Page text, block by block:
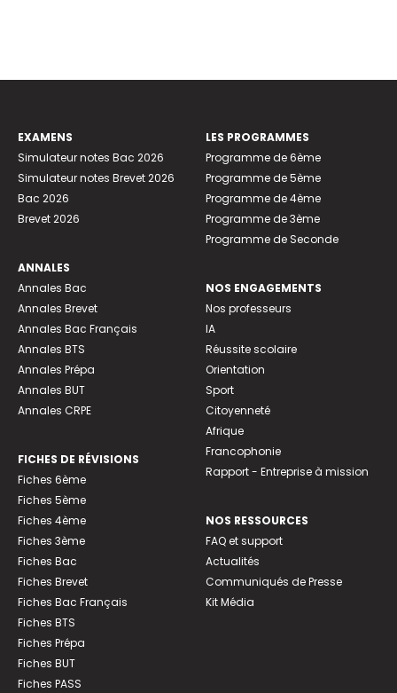
EXAMENS
Simulateur notes Bac 2026
Simulateur notes Brevet 2026
Bac 2026
Brevet 2026
ANNALES
Annales Bac
Annales Brevet
Annales Bac Français
Annales BTS
Annales Prépa
Annales BUT
Annales CRPE
FICHES DE RÉVISIONS
Fiches 6ème
Fiches 5ème
Fiches 4ème
Fiches 3ème
Fiches Bac
Fiches Brevet
Fiches Bac Français
Fiches BTS
Fiches Prépa
Fiches BUT
Fiches PASS
LES PROGRAMMES
Programme de 6ème
Programme de 5ème
Programme de 4ème
Programme de 3ème
Programme de Seconde
NOS ENGAGEMENTS
Nos professeurs
IA
Réussite scolaire
Orientation
Sport
Citoyenneté
Afrique
Francophonie
Rapport - Entreprise à mission
NOS RESSOURCES
FAQ et support
Actualités
Communiqués de Presse
Kit Média